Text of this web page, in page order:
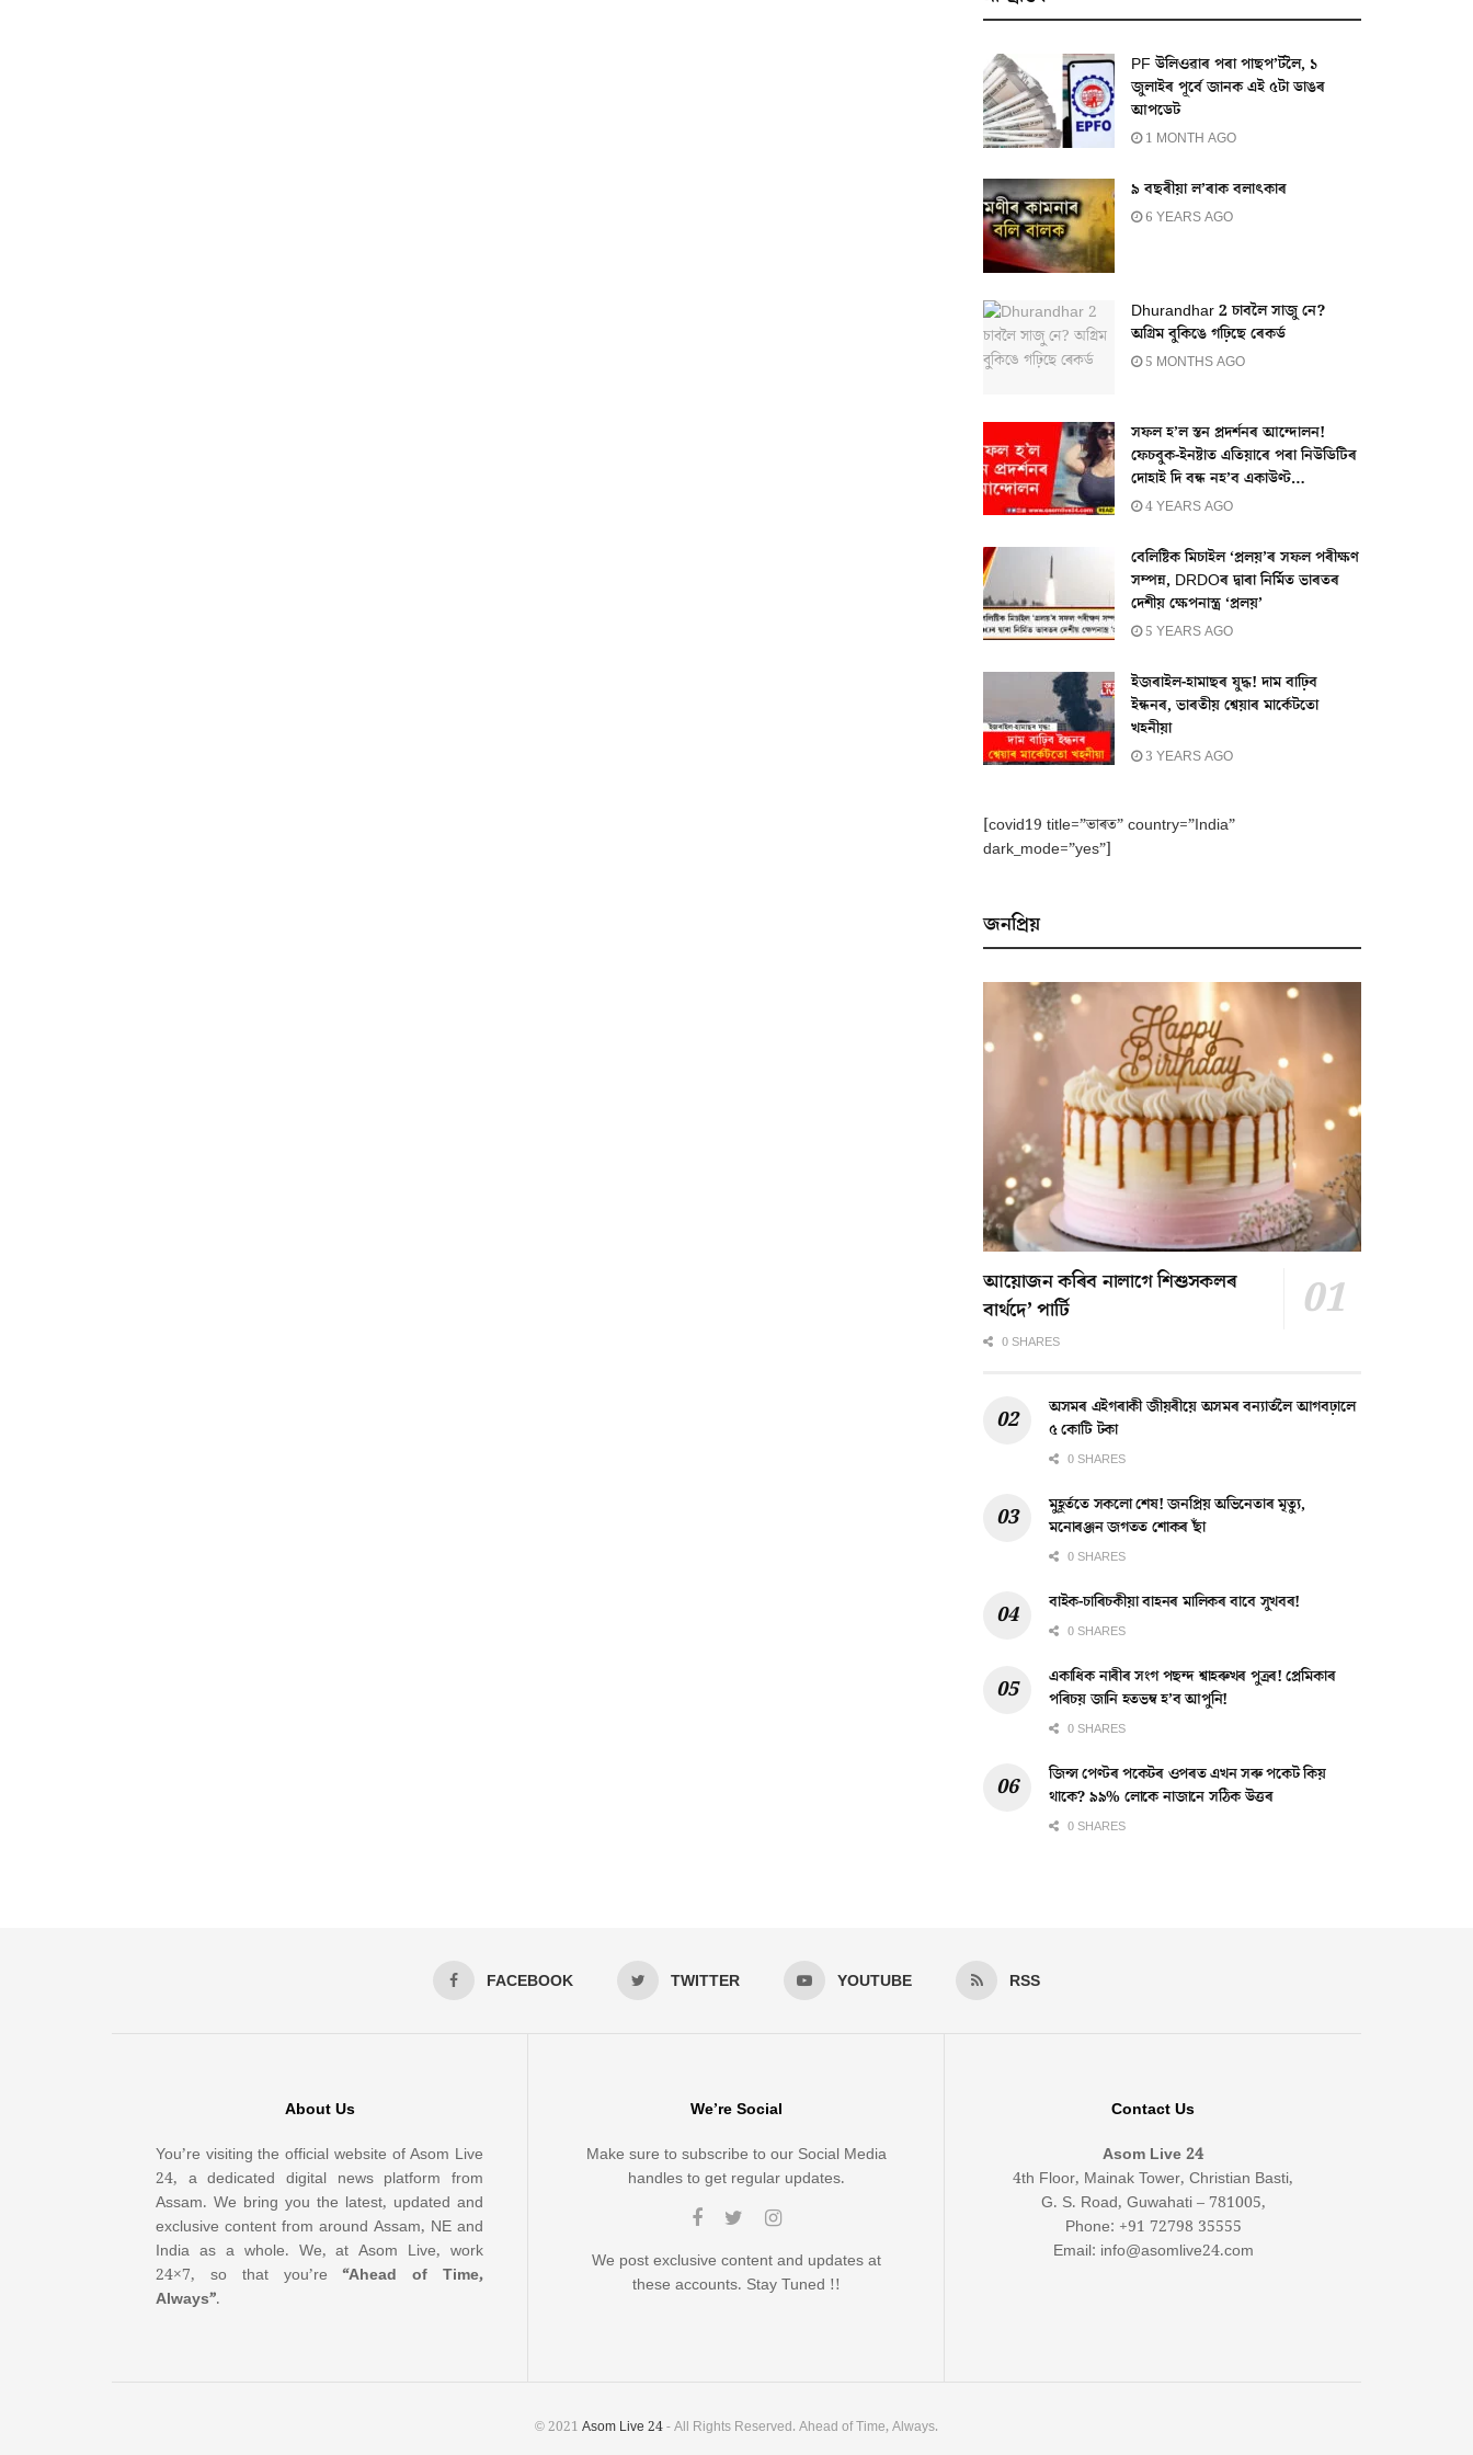
PF উলিওৱাৰ পৰা পাছপ’ৰ্টলৈ, ১
জুলাইৰ পূৰ্বে জানক এই ৫টা ডাঙৰ
আপডেট
1 MONTH AGO
৯ বছৰীয়া ল’ৰাক বলাৎকাৰ
6 YEARS AGO
Dhurandhar 2 চাবলৈ সাজু নে?
অগ্ৰিম বুকিঙে গঢ়িছে ৰেকৰ্ড
5 MONTHS AGO
সফল হ’ল স্তন প্ৰদৰ্শনৰ আন্দোলন!
ফেচবুক-ইনষ্টাত এতিয়াৰে পৰা নিউডিটিৰ
দোহাই দি বন্ধ নহ’ব একাউণ্ট…
4 YEARS AGO
বেলিষ্টিক মিচাইল ‘প্ৰলয়’ৰ সফল পৰীক্ষণ
সম্পন্ন, DRDOৰ দ্বাৰা নিৰ্মিত ভাৰতৰ
দেশীয় ক্ষেপনাস্ত্ৰ ‘প্ৰলয়’
5 YEARS AGO
ইজৰাইল-হামাছৰ যুদ্ধ! দাম বাঢ়িব
ইন্ধনৰ, ভাৰতীয় শ্বেয়াৰ মাৰ্কেটতো
খহনীয়া
3 YEARS AGO
[covid19 title=”ভাৰত” country=”India”
dark_mode=”yes”]
জনপ্ৰিয়
আয়োজন কৰিব নালাগে শিশুসকলৰ
বাৰ্থদে’ পাৰ্টি
0 SHARES
অসমৰ এইগৰাকী জীয়ৰীয়ে অসমৰ বন্যাৰ্তলৈ আগবঢ়ালে
৫ কোটি টকা
0 SHARES
মুহূৰ্ততে সকলো শেষ! জনপ্ৰিয় অভিনেতাৰ মৃত্যু,
মনোৰঞ্জন জগতত শোকৰ ছাঁ
0 SHARES
বাইক-চাৰিচকীয়া বাহনৰ মালিকৰ বাবে সুখবৰ!
0 SHARES
একাধিক নাৰীৰ সংগ পছন্দ শ্বাহৰুখৰ পুত্ৰৰ! প্ৰেমিকাৰ
পৰিচয় জানি হতভম্ব হ’ব আপুনি!
0 SHARES
জিন্স পেণ্টৰ পকেটৰ ওপৰত এখন সৰু পকেট কিয়
থাকে? ৯৯% লোকে নাজানে সঠিক উত্তৰ
0 SHARES
FACEBOOK TWITTER YOUTUBE RSS
About Us
You’re visiting the official website of Asom Live
24, a dedicated digital news platform from
Assam. We bring you the latest, updated and
exclusive content from around Assam, NE and
India as a whole. We, at Asom Live, work
24×7, so that you’re“Ahead of Time,
Always”.
We’re Social
Make sure to subscribe to our Social Media
handles to get regular updates.
We post exclusive content and updates at
these accounts. Stay Tuned !!
Contact Us
Asom Live 24
4th Floor, Mainak Tower, Christian Basti,
G. S. Road, Guwahati – 781005,
Phone: +91 72798 35555
Email: info@asomlive24.com
© 2021 Asom Live 24- All Rights Reserved. Ahead of Time, Always.